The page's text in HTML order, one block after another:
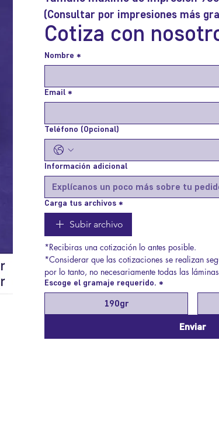
Cotiza con
Nombre *
Email *
Teléfono (Opcional)
Información adicional
Carga tus archivos *
Subir archivo
*Recibiras una cotización lo antes posible.
*Considerar que las cotizaciones se realizan
por lo tanto, no necesariamente todas las
Escoge el gramaje requerido. *
190gr
Enviar
(Consultar por impresiones más